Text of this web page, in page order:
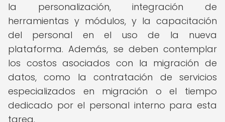
la personalización, integración de
herramientas y módulos, y la capacitación
del personal en el uso de la nueva
plataforma. Además, se deben contemplar
los costos asociados con la migración de
datos, como la contratación de servicios
especializados en migración o el tiempo
dedicado por el personal interno para esta
tarea.